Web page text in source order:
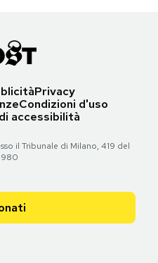
Privacy
Condizioni d'uso
accessibilità
il Tribunale di Milano, 419 del